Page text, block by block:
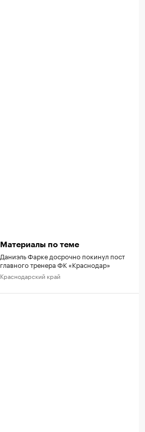
Материалы по теме
Даниэль Фарке досрочно покинул пост
главного тренера ФК «Краснодар»
Краснодарский край